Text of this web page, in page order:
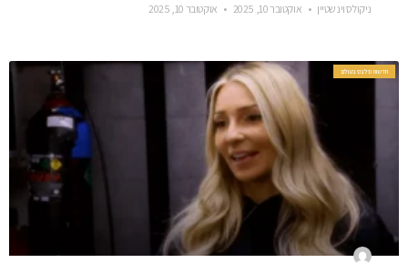
ניקולס וינשטיין אוקטובר 10, 2025 אוקטובר 10, 2025
חדשות סלבס בעולם